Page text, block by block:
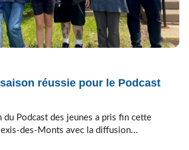
réussie pour le Podcast
du Podcast des jeunes a pris fin cette
des-Monts avec la diffusion...